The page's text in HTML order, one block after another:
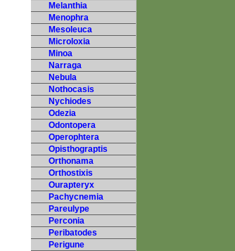
Melanthia
Menophra
Mesoleuca
Microloxia
Minoa
Narraga
Nebula
Nothocasis
Nychiodes
Odezia
Odontopera
Operophtera
Opisthograptis
Orthonama
Orthostixis
Ourapteryx
Pachycnemia
Pareulype
Perconia
Peribatodes
Perigune